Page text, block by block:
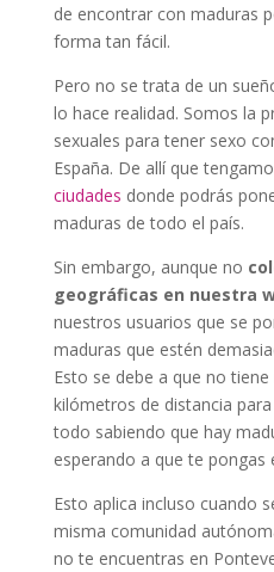
de encontrar con maduras
forma tan fácil.
Pero no se trata de un
lo hace realidad. Somos la
sexuales para tener sexo
España. De allí que
ciudades donde podrás
maduras de todo el país.
Sin embargo, aunque no
geográficas en nuestra
nuestros usuarios que se
maduras que estén
Esto se debe a que no
kilómetros de distancia
todo sabiendo que hay
esperando a que te pongas
Esto aplica incluso cuando
misma comunidad
no te encuentras en